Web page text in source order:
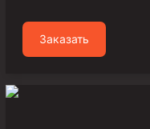
Желонки
Заказать